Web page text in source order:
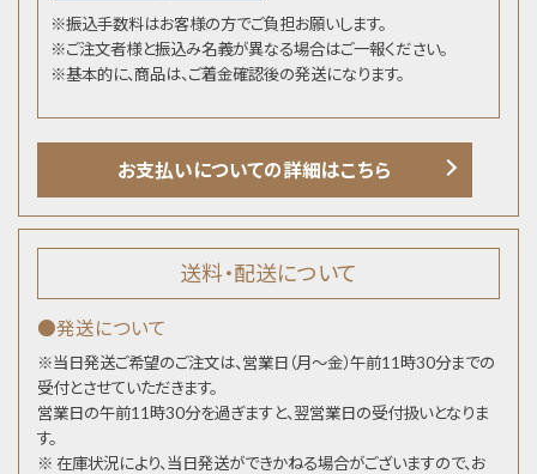
※振込手数料はお客様の方でご負担お願いします。
※ご注文者様と振込み名義が異なる場合はご一報ください。
※基本的に、商品は、ご着金確認後の発送になります。
お支払いについての詳細はこちら
送料・配送について
●発送について
※当日発送ご希望のご注文は、営業日（月～金）午前11時30分までの
受付とさせていただきます。
営業日の午前11時30分を過ぎますと、翌営業日の受付扱いとなりま
す。
※ 在庫状況により、当日発送ができかねる場合がございますので、お